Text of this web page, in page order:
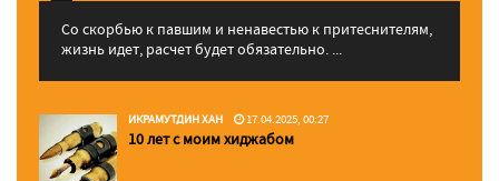
Со скорбью к павшим и ненавестью к притеснителям,
жизнь идет, расчет будет обязательно. ...
ИКРАМУТДИН ХАН 17.04.2025, 00:27
10 лет с моим хиджабом